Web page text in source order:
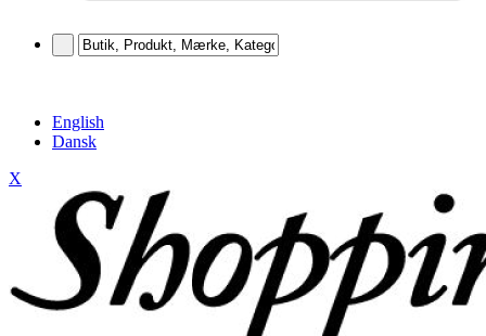
English
Dansk
X